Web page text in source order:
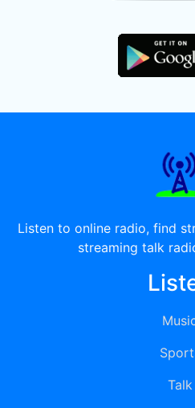
Listen to online radio, find
streaming talk
Talk